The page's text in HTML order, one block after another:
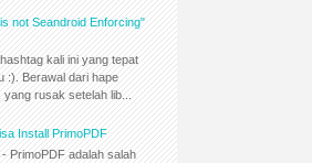
not Seandroid Enforcing"
kali ini yang tepat
:). Berawal dari hape
rusak setelah lib...
Install PrimoPDF
PrimoPDF adalah salah